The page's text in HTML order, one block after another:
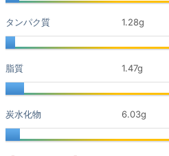
タンパク質 1.28g
脂質 1.47g
炭水化物 6.03g